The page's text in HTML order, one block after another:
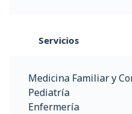
Servicios
Medicina Familiar y
Pediatría
Enfermería